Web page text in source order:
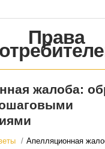
жалоба:
/ Апелляционная